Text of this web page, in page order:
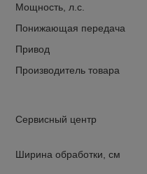
Мощность, л.с.
Понижающая передача
Привод
Производитель товара
Сервисный центр
Ширина обработки, см